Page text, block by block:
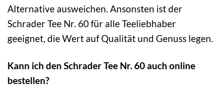
Alternative ausweichen. Ansonsten ist der
Schrader Tee Nr. 60 für alle Teeliebhaber
geeignet, die Wert auf Qualität und Genuss legen.
Kann ich den Schrader Tee Nr. 60 auch online
bestellen?